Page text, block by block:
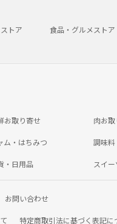
トア 食品・グルメストア
お取り寄せ 肉お
ム・はちみつ 調味
・日用品 スイー
お問い合わせ
特定商取引法に基づく表記に